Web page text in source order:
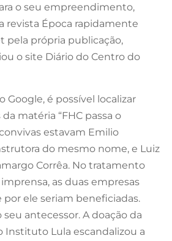
o seu empreendimento,
revista Época rapidamente
pela própria publicação,
o site Diário do Centro do
Google, é possível localizar
matéria “FHC passa o
estavam Emilio
do mesmo nome, e Luiz
Corrêa. No tratamento
as duas empresas
por ele seriam beneficiadas.
antecessor. A doação da
Instituto Lula escandalizou a